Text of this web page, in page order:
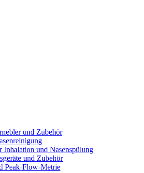
und Zubehör
Inhalation und Nasenspülung
und Zubehör
Peak-Flow-Metrie